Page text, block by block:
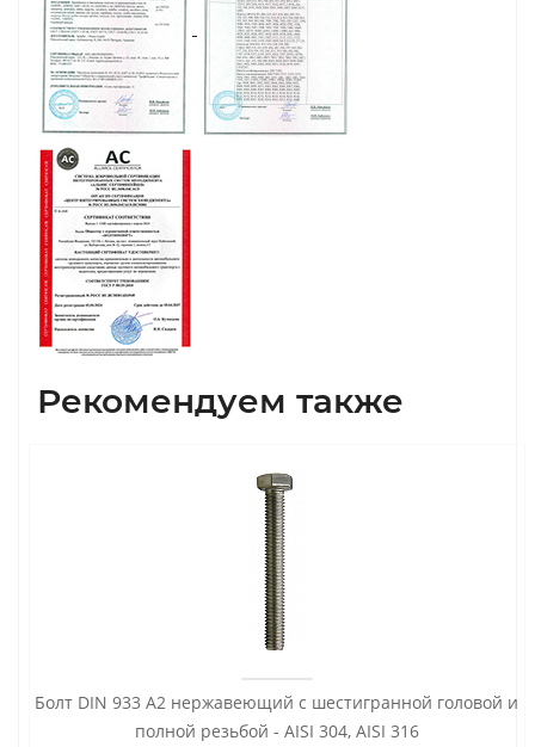
Рекомендуем также
Болт DIN 933 А2 нержавеющий с шестигранной головой и
полной резьбой - AISI 304, AISI 316